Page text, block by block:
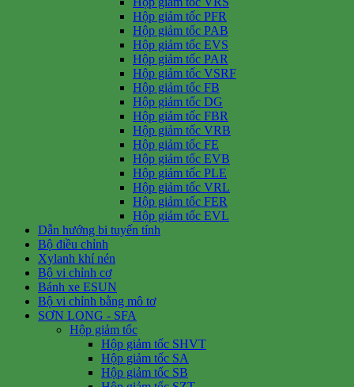
Hộp giảm tốc PFR
Hộp giảm tốc PAB
Hộp giảm tốc EVS
Hộp giảm tốc PAR
Hộp giảm tốc VSRF
Hộp giảm tốc FB
Hộp giảm tốc DG
Hộp giảm tốc FBR
Hộp giảm tốc VRB
Hộp giảm tốc FE
Hộp giảm tốc EVB
Hộp giảm tốc PLE
Hộp giảm tốc VRL
Hộp giảm tốc FER
Hộp giảm tốc EVL
Dẫn hướng bi tuyến tính
Bộ điều chỉnh
Xylanh khí nén
Bộ vi chỉnh cơ
Bánh xe ESUN
Bộ vi chỉnh bằng mô tơ
SƠN LONG - SFA
Hộp giảm tốc
Hộp giảm tốc SHVT
Hộp giảm tốc SA
Hộp giảm tốc SB